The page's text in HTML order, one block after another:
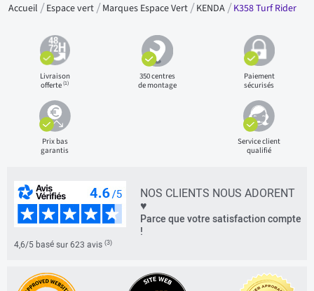
Accueil Espace vert Marques Espace Vert KENDA K358 Turf Rider
Livraison
offerte(1)
350 centres
de montage
Paiement
sécurisés
Prix bas
garantis
Service client
qualifié
NOS CLIENTS NOUS ADORENT
♥
Parce que votre satisfaction compte
!
4,6/5 basé sur 623 avis (3)